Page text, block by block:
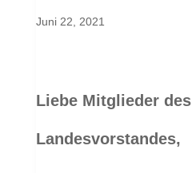
Juni 22, 2021
Liebe Mitglieder des
Landesvorstandes,